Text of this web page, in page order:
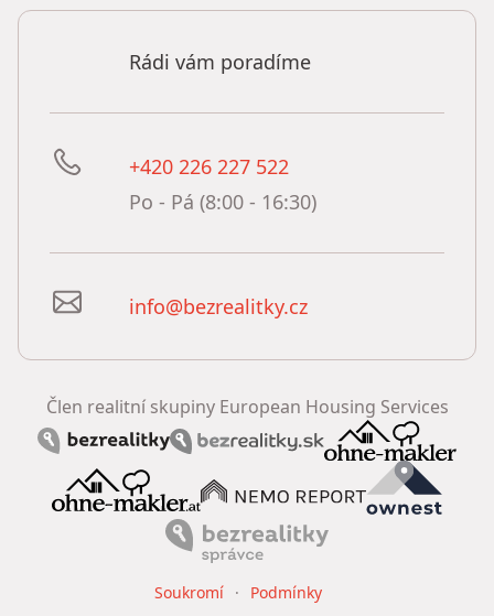
Rádi vám poradíme
+420 226 227 522
Po - Pá (8:00 - 16:30)
info@bezrealitky.cz
Člen realitní skupiny European Housing Services
Soukromí
Podmínky